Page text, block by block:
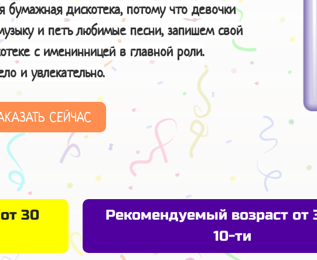
дискотека, потому что девочки
и петь любимые песни, запишем свой
с именинницей в главной роли.
и увлекательно.
СЕЙЧАС
30
Рекомендуемый возраст от
10-ти